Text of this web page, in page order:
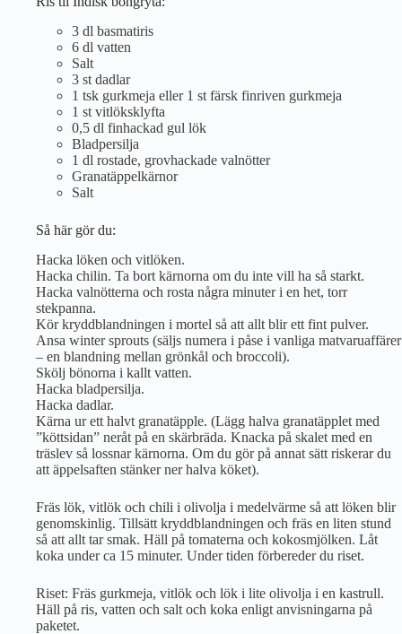
3 dl basmatiris
6 dl vatten
Salt
3 st dadlar
1 tsk gurkmeja eller 1 st färsk finriven gurkmeja
1 st vitlöksklyfta
0,5 dl finhackad gul lök
Bladpersilja
1 dl rostade, grovhackade valnötter
Granatäppelkärnor
Salt
Så här gör du:
Hacka löken och vitlöken.
Hacka chilin. Ta bort kärnorna om du inte vill ha så starkt.
Hacka valnötterna och rosta några minuter i en het, torr
stekpanna.
Kör kryddblandningen i mortel så att allt blir ett fint pulver.
Ansa winter sprouts (säljs numera i påse i vanliga matvaruaffärer
– en blandning mellan grönkål och broccoli).
Skölj bönorna i kallt vatten.
Hacka bladpersilja.
Hacka dadlar.
Kärna ur ett halvt granatäpple. (Lägg halva granatäpplet med
”köttsidan” neråt på en skärbräda. Knacka på skalet med en
träslev så lossnar kärnorna. Om du gör på annat sätt riskerar du
att äppelsaften stänker ner halva köket).
Fräs lök, vitlök och chili i olivolja i medelvärme så att löken blir
genomskinlig. Tillsätt kryddblandningen och fräs en liten stund
så att allt tar smak. Häll på tomaterna och kokosmjölken. Låt
koka under ca 15 minuter. Under tiden förbereder du riset.
Riset: Fräs gurkmeja, vitlök och lök i lite olivolja i en kastrull.
Häll på ris, vatten och salt och koka enligt anvisningarna på
paketet.